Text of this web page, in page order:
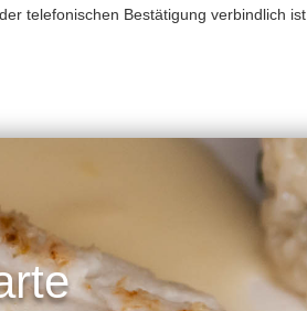
telefonischen Bestätigung verbindlich ist.